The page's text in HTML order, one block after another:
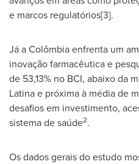
e marcos regulatórios[3].
Já a Colômbia enfrenta um
inovação farmacêutica e
de 53,13% no BCI, abaixo da
Latina e próxima à média de
desafios em investimento,
sistema de saúde2.
Os dados gerais do estudo